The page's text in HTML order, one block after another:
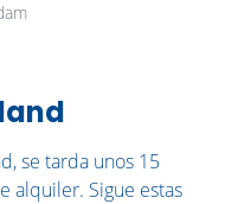
se tarda unos 15
alquiler. Sigue estas